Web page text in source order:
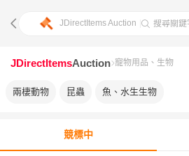
JDirectItems Auction 搜尋關鍵
JDirectItemsAuction 寵物用品、生物
兩棲動物 昆蟲 魚、水生生物
競標中